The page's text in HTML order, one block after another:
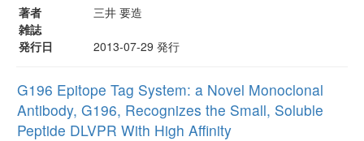
著者
三井 要造
雑誌
発行日
2013-07-29 発行
G196 Epitope Tag System: a Novel Monoclonal
Antibody, G196, Recognizes the Small, Soluble
Peptide DLVPR With High Affinity